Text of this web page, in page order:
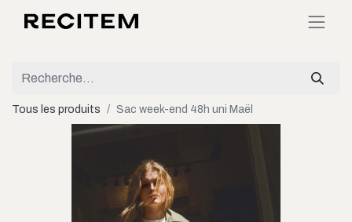
Tous les produits Sac week-end 48h uni Maël